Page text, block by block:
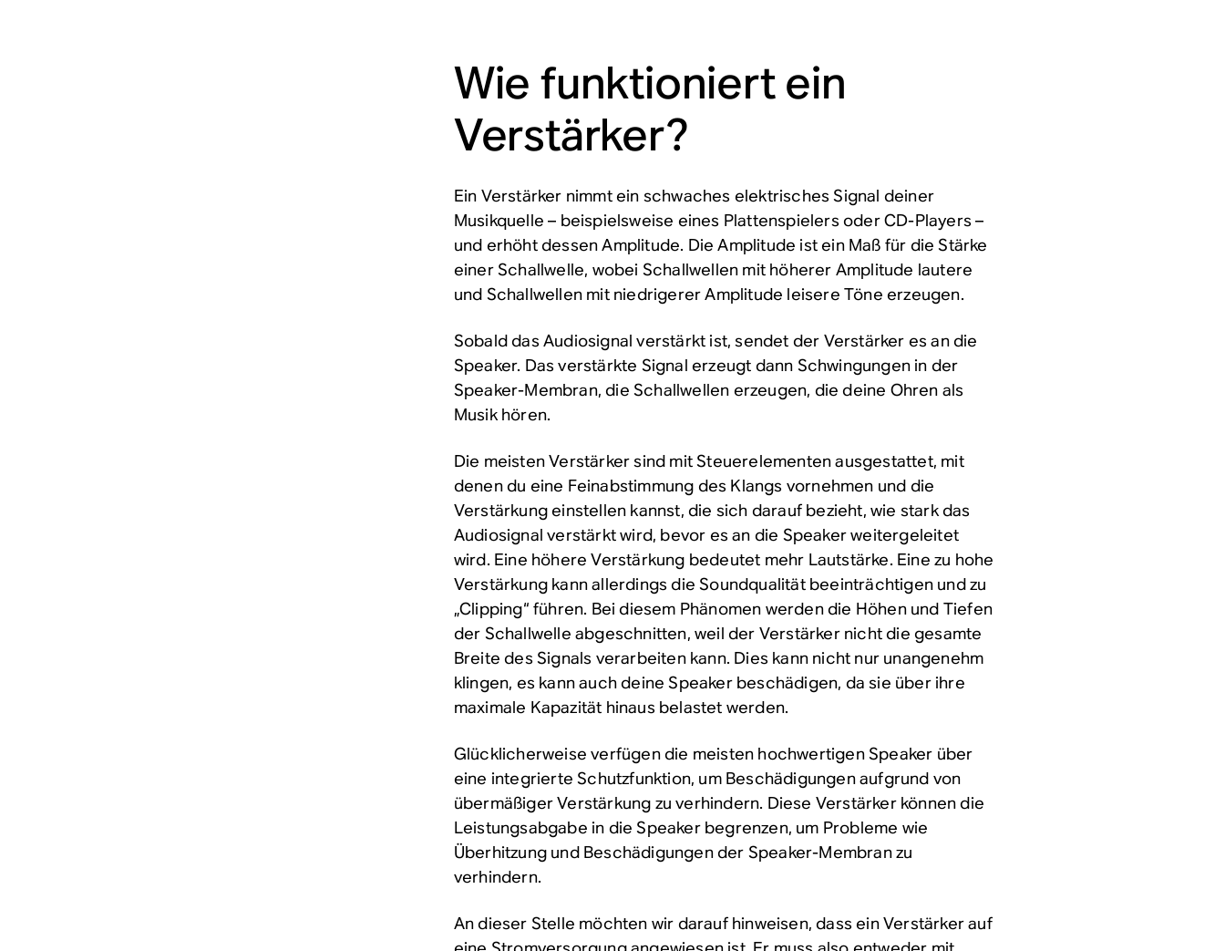
Wie funktioniert ein
Verstärker?
Ein Verstärker nimmt ein schwaches elektrisches Signal deiner
Musikquelle – beispielsweise eines Plattenspielers oder CD-Players –
und erhöht dessenAmplitude. Die Amplitude ist ein Maß für die Stärke
einer Schallwelle, wobei Schallwellen mit höherer Amplitude lautere
und Schallwellen mit niedrigerer Amplitude leisere Töne erzeugen.
Sobald das Audiosignal verstärkt ist, sendet der Verstärker es an die
Speaker. Das verstärkte Signal erzeugt dann Schwingungen in der
Speaker-Membran, die Schallwellen erzeugen, die deine Ohren als
Musik hören.
Die meisten Verstärker sind mit Steuerelementen ausgestattet, mit
denen du eine Feinabstimmung des Klangs vornehmen und die
Verstärkung einstellen kannst, die sich darauf bezieht, wie stark das
Audiosignal verstärkt wird, bevor es an die Speaker weitergeleitet
wird. Eine höhere Verstärkung bedeutet mehr Lautstärke. Eine zu hohe
Verstärkung kann allerdings die Soundqualität beeinträchtigen und zu
„Clipping“ führen. Bei diesem Phänomen werden die Höhen und Tiefen
der Schallwelle abgeschnitten, weil der Verstärker nicht die gesamte
Breite des Signals verarbeiten kann. Dies kann nicht nur unangenehm
klingen, es kann auch deine Speaker beschädigen, da sie über ihre
maximale Kapazität hinaus belastet werden.
Glücklicherweise verfügen die meisten hochwertigen Speaker über
eine integrierte Schutzfunktion, um Beschädigungen aufgrund von
übermäßiger Verstärkung zu verhindern. Diese Verstärker können die
Leistungsabgabe in die Speaker begrenzen, um Probleme wie
Überhitzung und Beschädigungen der Speaker-Membran zu
verhindern.
An dieser Stelle möchten wir darauf hinweisen, dass ein Verstärker auf